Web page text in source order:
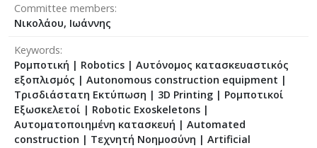
Committee members
Νικολάου, Ιωάννης
Keywords
Ρομποτική | Robotics | Αυτόνομος κατασκευαστικός
εξοπλισμός | Autonomous construction equipment |
Τρισδιάστατη Εκτύπωση | 3D Printing | Ρομποτικοί
Εξωσκελετοί | Robotic Exoskeletons |
Aυτοματοποιημένη κατασκευή | Automated
construction | Τεχνητή Νοημοσύνη | Artificial